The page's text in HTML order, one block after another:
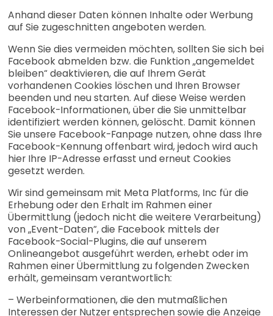
Anhand dieser Daten können Inhalte oder Werbung
auf Sie zugeschnitten angeboten werden.
Wenn Sie dies vermeiden möchten, sollten Sie sich bei
Facebook abmelden bzw. die Funktion „angemeldet
bleiben“ deaktivieren, die auf Ihrem Gerät
vorhandenen Cookies löschen und Ihren Browser
beenden und neu starten. Auf diese Weise werden
Facebook-Informationen, über die Sie unmittelbar
identifiziert werden können, gelöscht. Damit können
Sie unsere Facebook-Fanpage nutzen, ohne dass Ihre
Facebook-Kennung offenbart wird, jedoch wird auch
hier Ihre IP-Adresse erfasst und erneut Cookies
gesetzt werden.
Wir sind gemeinsam mit Meta Platforms, Inc für die
Erhebung oder den Erhalt im Rahmen einer
Übermittlung (jedoch nicht die weitere Verarbeitung)
von „Event-Daten“, die Facebook mittels der
Facebook-Social-Plugins, die auf unserem
Onlineangebot ausgeführt werden, erhebt oder im
Rahmen einer Übermittlung zu folgenden Zwecken
erhält, gemeinsam verantwortlich:
– Werbeinformationen, die den mutmaßlichen
Interessen der Nutzer entsprechen sowie die Anzeige